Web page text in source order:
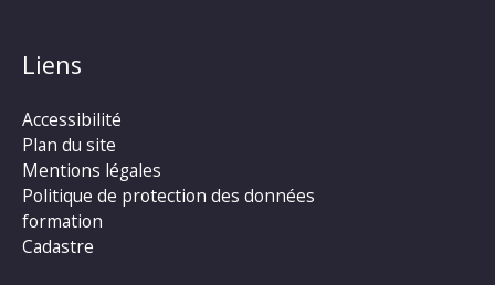
Liens
Accessibilité
Plan du site
Mentions légales
Politique de protection des données
formation
Cadastre